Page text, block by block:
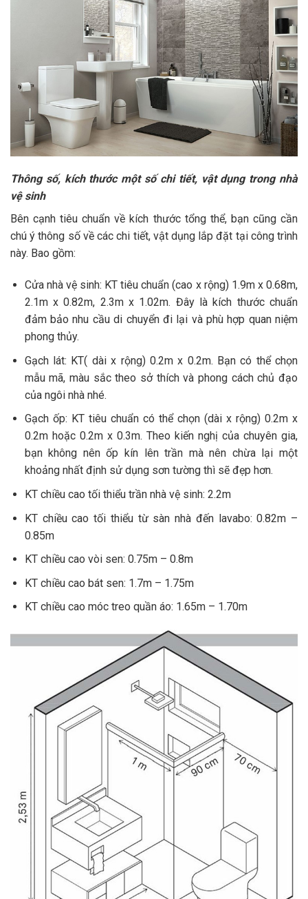
Thông số, kích thước một số chi tiết, vật dụng trong nhà
vệ sinh
Bên cạnh tiêu chuẩn về kích thước tổng thể, bạn cũng cần
chú ý thông số về các chi tiết, vật dụng lắp đặt tại công trình
này. Bao gồm:
Cửa nhà vệ sinh: KT tiêu chuẩn (cao x rộng) 1.9m x 0.68m,
2.1m x 0.82m, 2.3m x 1.02m. Đây là kích thước chuẩn
đảm bảo nhu cầu di chuyển đi lại và phù hợp quan niệm
phong thủy.
Gạch lát: KT( dài x rộng) 0.2m x 0.2m. Bạn có thể chọn
mẫu mã, màu sắc theo sở thích và phong cách chủ đạo
của ngôi nhà nhé.
Gạch ốp: KT tiêu chuẩn có thể chọn (dài x rộng) 0.2m x
0.2m hoặc 0.2m x 0.3m. Theo kiến nghị của chuyên gia,
bạn không nên ốp kín lên trần mà nên chừa lại một
khoảng nhất định sử dụng sơn tường thì sẽ đẹp hơn.
KT chiều cao tối thiểu trần nhà vệ sinh: 2.2m
KT chiều cao tối thiểu từ sàn nhà đến lavabo: 0.82m –
0.85m
KT chiều cao vòi sen: 0.75m – 0.8m
KT chiều cao bát sen: 1.7m – 1.75m
KT chiều cao móc treo quần áo: 1.65m – 1.70m